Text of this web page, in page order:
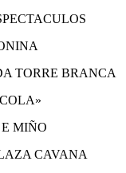
TORRE BRANCA
MIÑO
CAVANA